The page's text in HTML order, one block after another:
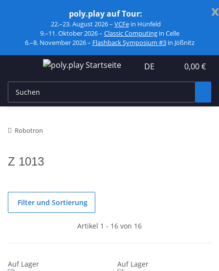
x
poly.play auf Tour:
22.–23. August 2026 – VCFein Hünfeld
9.–11. Oktober 2026 – Classic Computingin Celle
6.–8. November 2026 – Flashback Symposium #3in Jößnitz
DE 0,00 €
Robotron
Z 1013
Filter und Sortierung
Artikel 1 - 16 von 16
Auf Lager Auf Lager